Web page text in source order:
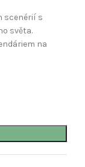
scenérií s
světa.
na